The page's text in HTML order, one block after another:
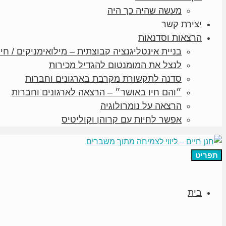
מעשה שהיה כך היה
יצירת קשר
הרצאות וסדנאות
בניית אינטליגנציה קבוצתית – מילואימניקים /
לנצל את המומנטום להגדיל מכירות
סדנה לתקשורת מקרבת בארגונים וחברות
״והם חיו באושר״ – הרצאה לארגונים וחברות
הרצאה על נומרולוגיה
אפשר לחיות עם קרוהן וקוליטיס
תפריט
בית